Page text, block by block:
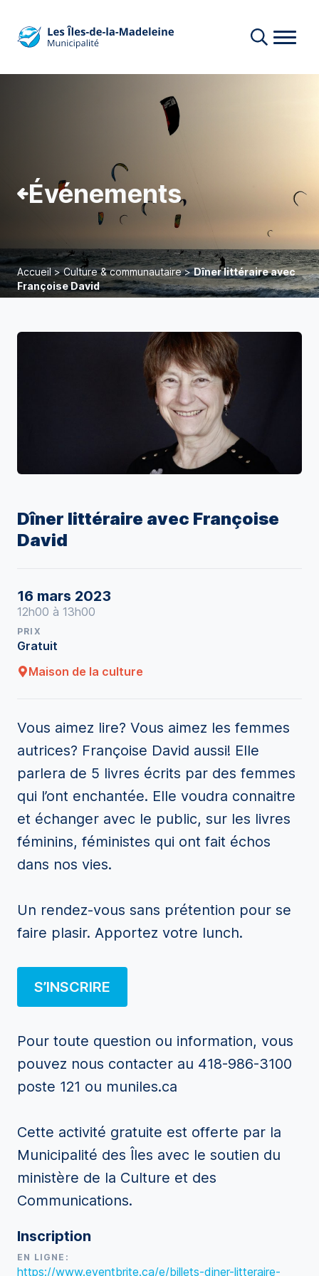
Événements
Accueil>Culture & communautaire>Dîner littéraire avec
Françoise David
Dîner littéraire avec Françoise
David
16 mars 2023
12h00 à 13h00
PRIX
Gratuit
Maison de la culture
Vous aimez lire? Vous aimez les femmes
autrices? Françoise David aussi! Elle
parlera de 5 livres écrits par des femmes
qui l’ont enchantée. Elle voudra connaitre
et échanger avec le public, sur les livres
féminins, féministes qui ont fait échos
dans nos vies.
Un rendez-vous sans prétention pour se
faire plasir. Apportez votre lunch.
S’INSCRIRE
Pour toute question ou information, vous
pouvez nous contacter au 418-986-3100
poste 121 ou muniles.ca
Cette activité gratuite est offerte par la
Municipalité des Îles avec le soutien du
ministère de la Culture et des
Communications.
Inscription
EN LIGNE:
https://www.eventbrite.ca/e/billets-diner-litteraire-